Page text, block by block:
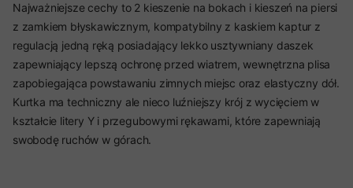
Najważniejsze cechy to 2 kieszenie na bokach i kieszeń na piersi
z zamkiem błyskawicznym, kompatybilny z kaskiem kaptur z
regulacją jedną ręką posiadający lekko usztywniany daszek
zapewniający lepszą ochronę przed wiatrem, wewnętrzna plisa
zapobiegająca powstawaniu zimnych miejsc oraz elastyczny dół.
Kurtka ma techniczny ale nieco luźniejszy krój z wycięciem w
kształcie litery Y i przegubowymi rękawami, które zapewniają
swobodę ruchów w górach.